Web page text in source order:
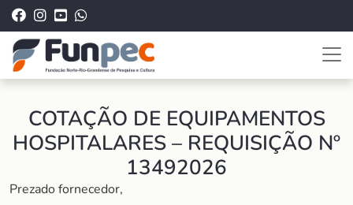
COTAÇÃO DE EQUIPAMENTOS
HOSPITALARES – REQUISIÇÃO Nº
13492026
Prezado fornecedor,